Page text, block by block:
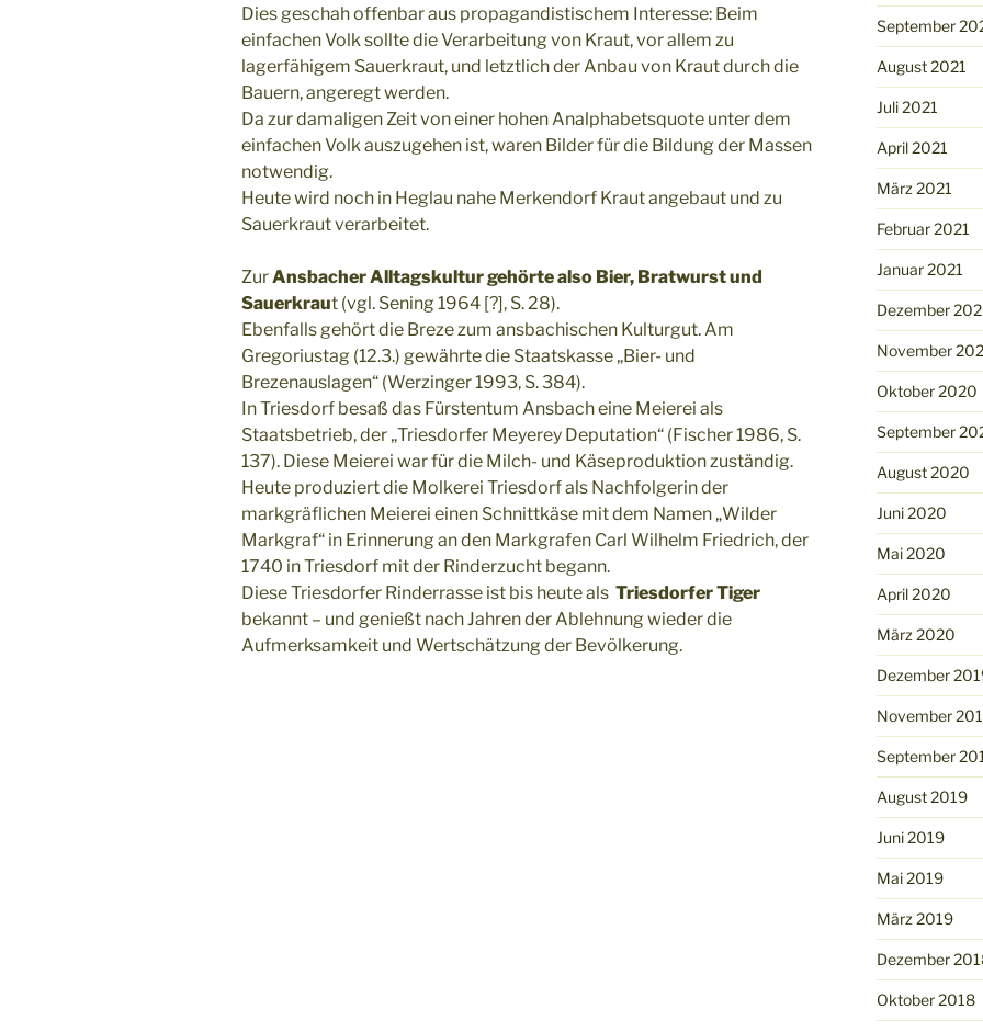
Dies geschah offenbar aus propagandistischem Interesse: Beim
einfachen Volk sollte die Verarbeitung von Kraut, vor allem zu
lagerfähigem Sauerkraut, und letztlich der Anbau von Kraut durch die
Bauern, angeregt werden.
Da zur damaligen Zeit von einer hohen Analphabetsquote unter dem
einfachen Volk auszugehen ist, waren Bilder für die Bildung der Massen
notwendig.
Heute wird noch in Heglau nahe Merkendorf Kraut angebaut und zu
Sauerkraut verarbeitet.
ZurAnsbacher Alltagskultur gehörte also Bier, Bratwurst und
Sauerkraut (vgl. Sening 1964 [?], S. 28).
Ebenfalls gehört die Breze zum ansbachischen Kulturgut. Am
Gregoriustag (12.3.) gewährte die Staatskasse „Bier- und
Brezenauslagen“ (Werzinger 1993, S. 384).
In Triesdorf besaß das Fürstentum Ansbach eine Meierei als
Staatsbetrieb, der „Triesdorfer Meyerey Deputation“ (Fischer 1986, S.
137). Diese Meierei war für die Milch- und Käseproduktion zuständig.
Heute produziert die Molkerei Triesdorf als Nachfolgerin der
markgräflichen Meierei einen Schnittkäse mit dem Namen „Wilder
Markgraf“ in Erinnerung an den Markgrafen Carl Wilhelm Friedrich, der
1740 in Triesdorf mit der Rinderzucht begann.
Diese Triesdorfer Rinderrasse ist bis heute als Triesdorfer Tiger
bekannt – und genießt nach Jahren der Ablehnung wieder die
Aufmerksamkeit und Wertschätzung der Bevölkerung.
September
August 2021
Juli 2021
April 2021
März 2021
Februar 2021
Januar 2021
Dezember
November
Oktober 2020
September
August 2020
Juni 2020
Mai 2020
April 2020
März 2020
Dezember
November
September
August 2019
Juni 2019
Mai 2019
März 2019
Dezember
Oktober 2018